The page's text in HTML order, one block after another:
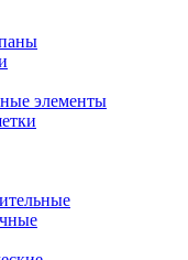
элементы